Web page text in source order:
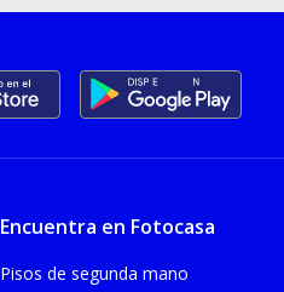
Encuentra en Fotocasa
Pisos de segunda mano